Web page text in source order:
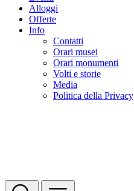
Alloggi
Offerte
Info
Contatti
Orari musei
Orari monumenti
Volti e storie
Media
Politica della Privacy